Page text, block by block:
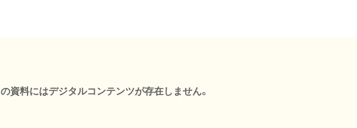
資料にはデジタルコンテンツが存在しません。